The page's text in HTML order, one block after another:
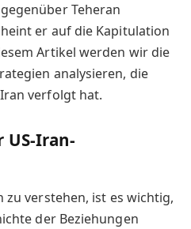
Teheran
er auf die Kapitulation
Artikel werden wir die
analysieren, die
verfolgt hat.
US-Iran-
zu verstehen, ist es wichtig,
der Beziehungen